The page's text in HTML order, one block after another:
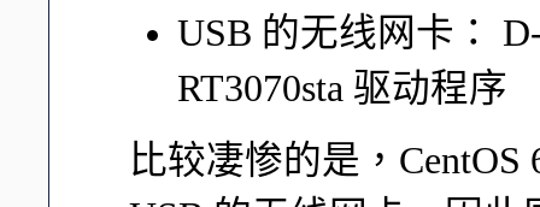
USB 的无线网卡：
RT3070sta 驱动程序
比较凄惨的是，